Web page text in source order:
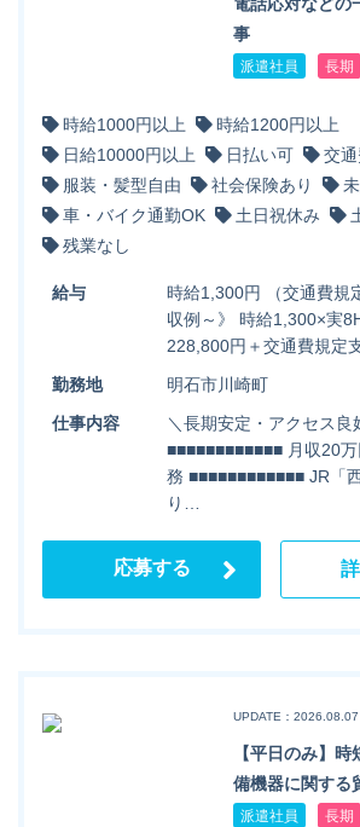
事
派遣社員 長期
時給1000円以上
時給1200円以上
日給10000円以上
日払い可
交
服装・髪型自由
社会保険あり
車・バイク通勤OK
土日祝休み
残業なし
給与
時給1,300円 （交通費規
収例～》 時給1,300×実
228,800円＋交通費規定
勤務地
明石市川崎町
仕事内容
＼長期安定・アクセス良
■■■■■■■■■■■■ 月収20
務 ■■■■■■■■■■■■ JR「
り…
応募する
UPDATE：2026.08.07
【平日のみ】
備機器に関する
派遣社員 長期